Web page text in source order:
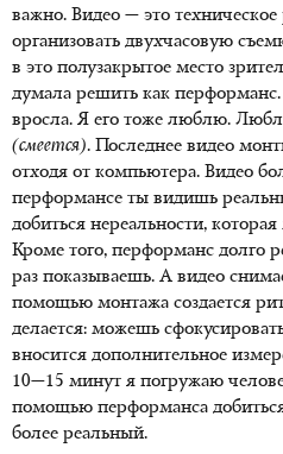
важно. Видео — это
организовать двухчасовую
в это полузакрытое место
думала решить как
вросла. Я его тоже люблю.
(смеется). Последнее видео
отходя от компьютера. Видео
перформансе ты видишь
добиться нереальности,
Кроме того, перформанс долго
раз показываешь. А видео
помощью монтажа создается
делается: можешь
вносится дополнительное
10—15 минут я погружаю
помощью перформанса
более реальный.